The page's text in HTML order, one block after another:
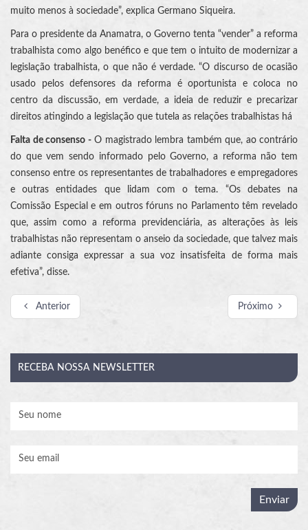
muito menos à sociedade”, explica Germano Siqueira.
Para o presidente da Anamatra, o Governo tenta “vender” a reforma
trabalhista como algo benéfico e que tem o intuito de modernizar a
legislação trabalhista, o que não é verdade. “O discurso de ocasião
usado pelos defensores da reforma é oportunista e coloca no
centro da discussão, em verdade, a ideia de reduzir e precarizar
direitos atingindo a legislação que tutela as relações trabalhistas há
Falta de consenso -O magistrado lembra também que, ao contrário
do que vem sendo informado pelo Governo, a reforma não tem
consenso entre os representantes de trabalhadores e empregadores
e outras entidades que lidam com o tema. “Os debates na
Comissão Especial e em outros fóruns no Parlamento têm revelado
que, assim como a reforma previdenciária, as alterações às leis
trabalhistas não representam o anseio da sociedade, que talvez mais
adiante consiga expressar a sua voz insatisfeita de forma mais
efetiva”, disse.
Anterior Próximo
RECEBA NOSSA NEWSLETTER